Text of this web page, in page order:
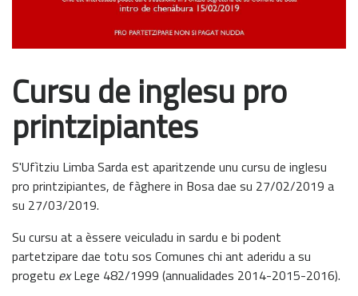
Cursu de inglesu pro
printzipiantes
S'Ufìtziu Limba Sarda est aparitzende unu cursu de inglesu
pro printzipiantes, de fàghere in Bosa dae su 27/02/2019 a
su 27/03/2019.
Su cursu at a èssere veiculadu in sardu e bi podent
partetzipare dae totu sos Comunes chi ant aderidu a su
progetu exLege 482/1999 (annualidades 2014-2015-2016).